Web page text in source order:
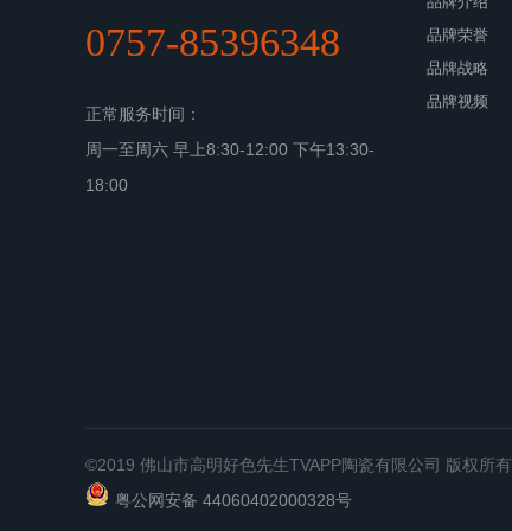
0757-85396348
正常服务时间：
周一至周六 早上8:30-12:00 下午13:30-
18:00
品牌荣誉
品牌战略
品牌视频
©2019 佛山市高明好色先生TVAPP陶瓷有限公司 版权所有
粤公网安备 44060402000328号